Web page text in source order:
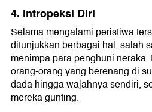
4. Intropeksi Diri
Selama mengalami peristiwa
ditunjukkan berbagai hal, salah
menimpa para penghuni
orang-orang yang berenang di
dada hingga wajahnya sendiri,
mereka gunting.